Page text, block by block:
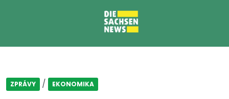
ZPRÁVY / EKONOMIKA